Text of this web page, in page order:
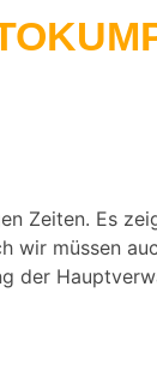
Zeiten. Es
wir müssen
der